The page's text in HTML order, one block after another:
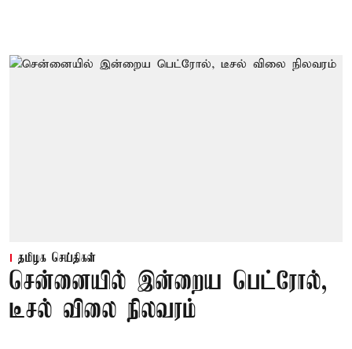
தமிழக செய்திகள்
சென்னையில் இன்றைய பெட்ரோல்,
டீசல் விலை நிலவரம்